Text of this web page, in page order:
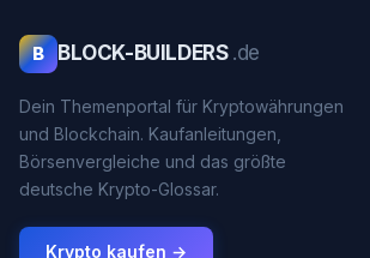
B BLOCK-BUILDERS .de
Dein Themenportal für Kryptowährungen
und Blockchain. Kaufanleitungen,
Börsenvergleiche und das größte
deutsche Krypto-Glossar.
Krypto kaufen →